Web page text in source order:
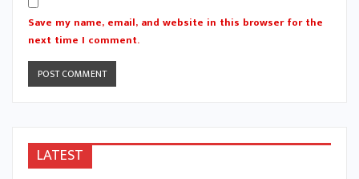
Save my name, email, and website in this browser for the
next time I comment.
LATEST